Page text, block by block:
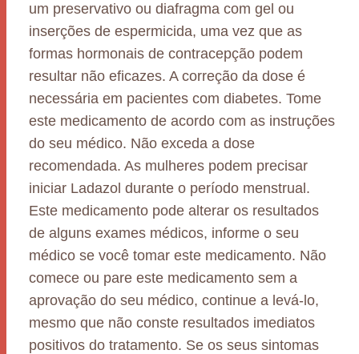
um preservativo ou diafragma com gel ou
inserções de espermicida, uma vez que as
formas hormonais de contracepção podem
resultar não eficazes. A correção da dose é
necessária em pacientes com diabetes. Tome
este medicamento de acordo com as instruções
do seu médico. Não exceda a dose
recomendada. As mulheres podem precisar
iniciar Ladazol durante o período menstrual.
Este medicamento pode alterar os resultados
de alguns exames médicos, informe o seu
médico se você tomar este medicamento. Não
comece ou pare este medicamento sem a
aprovação do seu médico, continue a levá-lo,
mesmo que não conste resultados imediatos
positivos do tratamento. Se os seus sintomas